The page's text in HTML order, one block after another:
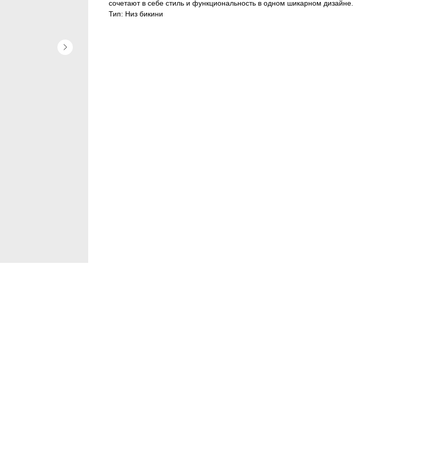
сочетают в себе стиль и функциональность в одном шикарном дизайне.
Тип: Низ бикини